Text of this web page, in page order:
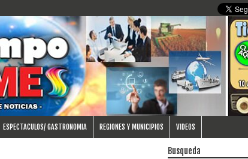
ESPECTACULOS/ GASTRONOMIA REGIONES Y MUNICIPIOS VIDEOS
Busqueda